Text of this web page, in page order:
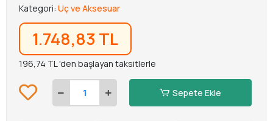
Kategori: Uç ve Aksesuar
1.748,83 TL
196,74 TL 'den başlayan taksitlerle
Sepete Ekle